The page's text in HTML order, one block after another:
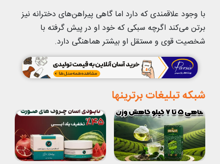
با وجود علاقمندی که دارد اما گاهی پیراهن‌های دخترانه نیز
برتن می‌کند اگرچه سبکی که خود او در پیش گرفته با
شخصیت قوی و مستقل او بیشتر هماهنگی دارد.
شبکه تبلیغات برترینها